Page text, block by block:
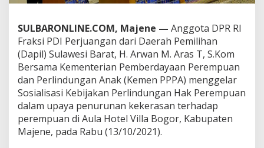
e
e
m
p
u
a
n
d
M
a
j
SULBARONLINE.COM, Majene — Anggota DPR RI
Fraksi PDI Perjuangan dari Daerah Pemilihan
(Dapil) Sulawesi Barat, H. Arwan M. Aras T, S.Kom
Bersama Kementerian Pemberdayaan Perempuan
dan Perlindungan Anak (Kemen PPPA) menggelar
Sosialisasi Kebijakan Perlindungan Hak Perempuan
dalam upaya penurunan kekerasan terhadap
perempuan di Aula Hotel Villa Bogor, Kabupaten
Majene, pada Rabu (13/10/2021).